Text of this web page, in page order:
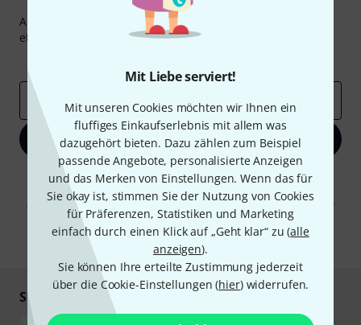
Mit Liebe serviert!
Mit unseren Cookies möchten wir Ihnen ein
fluffiges Einkaufserlebnis mit allem was
dazugehört bieten. Dazu zählen zum Beispiel
passende Angebote, personalisierte Anzeigen
und das Merken von Einstellungen. Wenn das für
Sie okay ist, stimmen Sie der Nutzung von Cookies
für Präferenzen, Statistiken und Marketing
einfach durch einen Klick auf „Geht klar“ zu (alle
anzeigen).
Sie können Ihre erteilte Zustimmung jederzeit
über die Cookie-Einstellungen (hier) widerrufen.
Abonniere den Thomann Newsletter und gewinne mit
etwas Glück einen von50 Gutscheinen
E-Mail-Adresse
Jetzt anmelden
Mit Klick auf „Jetzt anmelden“ stimmen Sie dem Erhalt von E-Mail-
Werbung und einer Messung des E-Mail-Nutzungsverhaltens zu. Die
Abmeldung ist jederzeit möglich. Weitere Informationen finden Sie in
unserenDatenschutzhinweisen.
* Pflichtfeld
Sicher einkaufen & bezahlen